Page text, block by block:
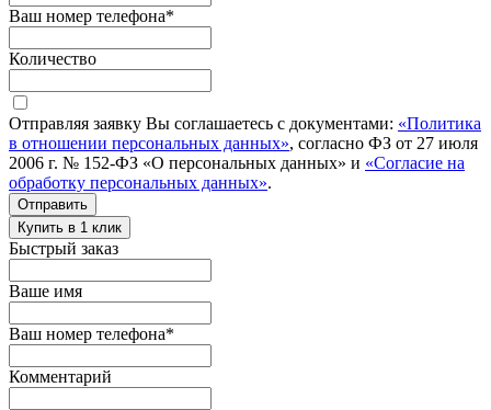
Ваш номер телефона*
Количество
Отправляя заявку Вы соглашаетесь с документами: «Политика
в отношении персональных данных», согласно ФЗ от 27 июля
2006 г. № 152-ФЗ «О персональных данных» и «Согласие на
обработку персональных данных».
Отправить
Купить в 1 клик
Быстрый заказ
Ваше имя
Ваш номер телефона*
Комментарий